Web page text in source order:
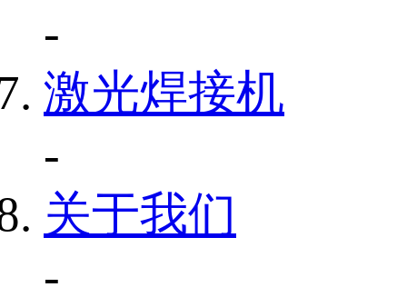
-
激光焊接机
-
关于我们
-